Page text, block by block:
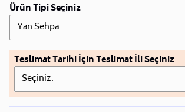
Ürün Tipi Seçiniz
Yan Sehpa
Teslimat Tarihi İçin Teslimat İli Seçiniz
Seçiniz.